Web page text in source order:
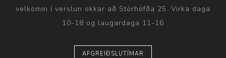
velkomin í verslun okkar að Stórhöfða 25. Virka daga
10-18 og laugardaga 11-16
AFGREIÐSLUTÍMAR